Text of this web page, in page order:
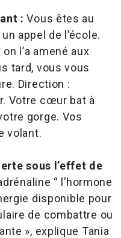
: Vous êtes au
appel de l’école.
l’a amené aux
tard, vous vous
Direction :
Votre cœur bat à
gorge. Vos
volant.
sous l’effet de
“ l’hormone
disponible pour
de combattre ou
», explique Tania